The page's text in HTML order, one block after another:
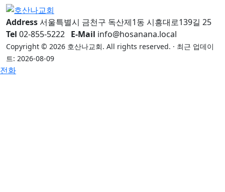
Address서울특별시 금천구 독산제1동 시흥대로139길 25
Tel 02-855-5222 E-Mail info@hosanana.local
Copyright © 2026 호산나교회. All rights reserved. · 최근 업데이
트: 2026-08-09
전화